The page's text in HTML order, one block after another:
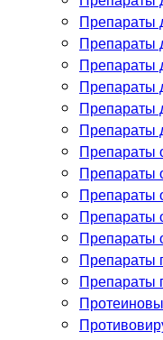
Препараты
Препараты
Препараты
Препараты
Препараты
Препараты
Препараты
Препараты
Препараты
Препараты
Препараты
Препараты
Препараты